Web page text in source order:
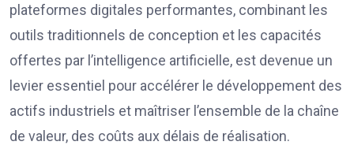
plateformes digitales performantes, combinant les
outils traditionnels de conception et les capacités
offertes par l’intelligence artificielle, est devenue un
levier essentiel pour accélérer le développement des
actifs industriels et maîtriser l’ensemble de la chaîne
de valeur, des coûts aux délais de réalisation.